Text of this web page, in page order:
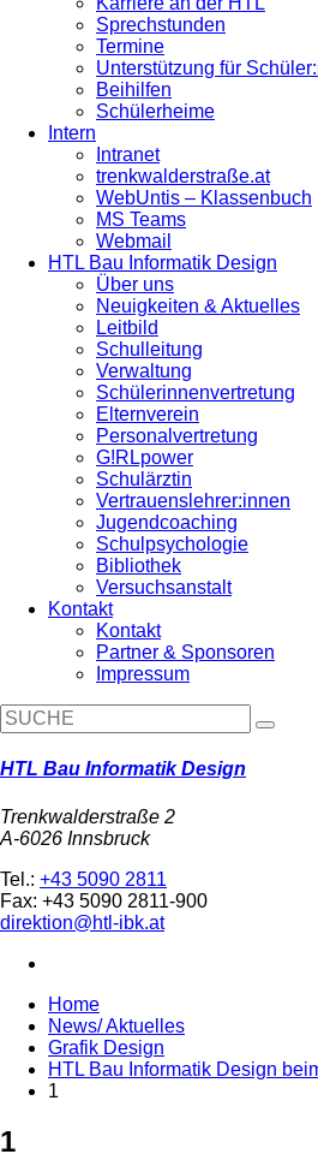
Sprechstunden
Termine
Unterstützung für
Beihilfen
Schülerheime
Intern
Intranet
trenkwalderstraße.at
WebUntis – Klassenbuch
MS Teams
Webmail
HTL Bau Informatik Design
Über uns
Neuigkeiten & Aktuelles
Leitbild
Schulleitung
Verwaltung
Schülerinnenvertretung
Elternverein
Personalvertretung
G!RLpower
Schulärztin
Vertrauenslehrer:innen
Jugendcoaching
Schulpsychologie
Bibliothek
Versuchsanstalt
Kontakt
Kontakt
Partner & Sponsoren
Impressum
HTL Bau Informatik Design
Trenkwalderstraße 2
A-6026 Innsbruck
Tel.: +43 5090 2811
Fax: +43 5090 2811-900
direktion@htl-ibk.at
Home
News/ Aktuelles
Grafik Design
HTL Bau Informatik Design
1
1